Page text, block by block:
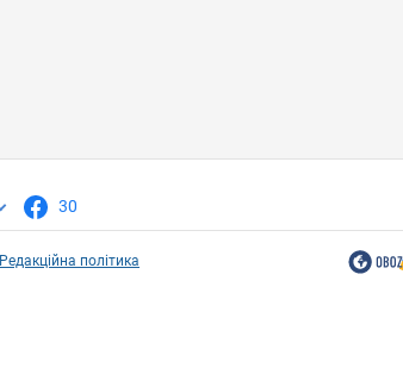
30
Редакційна політика